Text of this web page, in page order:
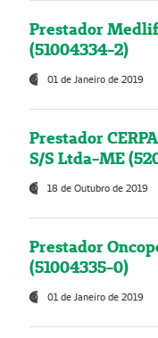
Prestador
(51004334-2)
01 de Janeiro de 2019
Prestador
S/S Ltda-ME
18 de Outubro de 2019
Prestador
(51004335-0)
01 de Janeiro de 2019